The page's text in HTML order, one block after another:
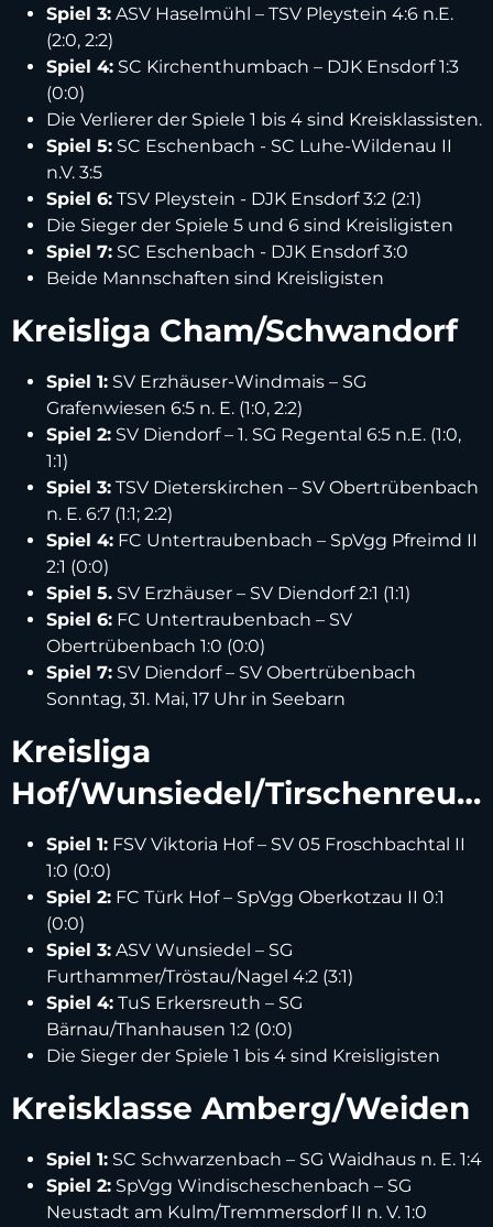
Spiel 3: ASV Haselmühl – TSV Pleystein 4:6 n.E.
(2:0, 2:2)
Spiel 4: SC Kirchenthumbach – DJK Ensdorf 1:3
(0:0)
Die Verlierer der Spiele 1 bis 4 sind Kreisklassisten.
Spiel 5: SC Eschenbach - SC Luhe-Wildenau II
n.V. 3:5
Spiel 6: TSV Pleystein - DJK Ensdorf 3:2 (2:1)
Die Sieger der Spiele 5 und 6 sind Kreisligisten
Spiel 7: SC Eschenbach - DJK Ensdorf 3:0
Beide Mannschaften sind Kreisligisten
Kreisliga Cham/Schwandorf
Spiel 1: SV Erzhäuser-Windmais – SG
Grafenwiesen 6:5 n. E. (1:0, 2:2)
Spiel 2: SV Diendorf – 1. SG Regental 6:5 n.E. (1:0,
1:1)
Spiel 3: TSV Dieterskirchen – SV Obertrübenbach
n. E. 6:7 (1:1; 2:2)
Spiel 4: FC Untertraubenbach – SpVgg Pfreimd II
2:1 (0:0)
Spiel 5. SV Erzhäuser – SV Diendorf 2:1 (1:1)
Spiel 6: FC Untertraubenbach – SV
Obertrübenbach 1:0 (0:0)
Spiel 7: SV Diendorf – SV Obertrübenbach
Sonntag, 31. Mai, 17 Uhr in Seebarn
Kreisliga
Hof/Wunsiedel/Tirschenreuth
Spiel 1: FSV Viktoria Hof – SV 05 Froschbachtal II
1:0 (0:0)
Spiel 2: FC Türk Hof – SpVgg Oberkotzau II 0:1
(0:0)
Spiel 3: ASV Wunsiedel – SG
Furthammer/Tröstau/Nagel 4:2 (3:1)
Spiel 4: TuS Erkersreuth – SG
Bärnau/Thanhausen 1:2 (0:0)
Die Sieger der Spiele 1 bis 4 sind Kreisligisten
Kreisklasse Amberg/Weiden
Spiel 1: SC Schwarzenbach – SG Waidhaus n. E. 1:4
Spiel 2: SpVgg Windischeschenbach – SG
Neustadt am Kulm/Tremmersdorf II n. V. 1:0